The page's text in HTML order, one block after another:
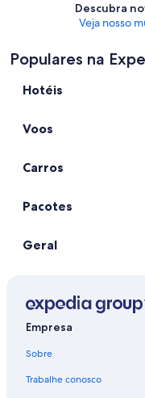
Descubra
Veja nosso
Populares na
Hotéis
Voos
Carros
Pacotes
Geral
Empresa
Sobre
Trabalhe conosco